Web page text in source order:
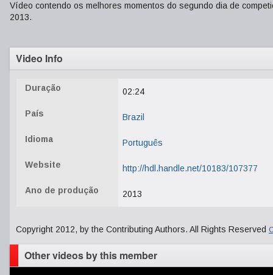
Vídeo contendo os melhores momentos do segundo dia de
2013.
Video Info
Duração 02:24
País Brazil
Idioma Português
Website http://hdl.handle.net/10183/107377
Ano de produção 2013
Copyright 2012, by the Contributing Authors. All Rights Reserved
Other videos by this member